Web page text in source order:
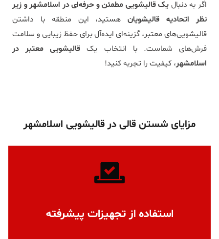
اگر به دنبال یک قالیشویی مطمئن و حرفه‌ای در اسلامشهر و زیر
نظر اتحادیه قالیشویانهستید، این منطقه با داشتن
قالیشویی‌های معتبر، گزینه‌ای ایده‌آل برای حفظ زیبایی و سلامت
فرش‌های شماست. با انتخاب یک قالیشویی معتبر در
اسلامشهر، کیفیت را تجربه کنید!
مزایای شستن قالی در قالیشویی اسلامشهر
استفاده از تجهیزات پیشرفته